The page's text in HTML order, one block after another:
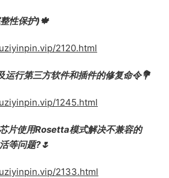
性保护)🍁
2120.html
行第三方软件和插件的修复命令💐
1245.html
片使用Rosetta模式解决不兼容的
等问题?🌷
2133.html